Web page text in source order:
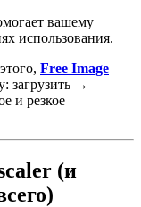
вашему
использования.
Free Image
загрузить →
и резкое
(и